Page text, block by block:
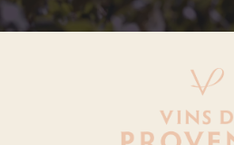
Côtes de Provence
Côtes de Provence Fréjus
Côtes de Provence La Londe